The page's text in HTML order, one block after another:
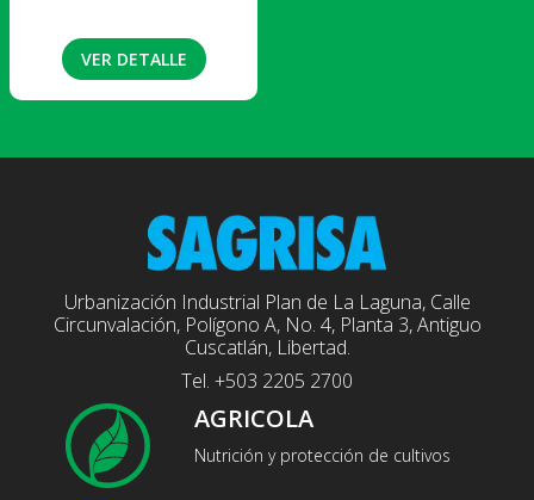
VER DETALLE
Urbanización Industrial Plan de La Laguna, Calle
Circunvalación, Polígono A, No. 4, Planta 3, Antiguo
Cuscatlán, Libertad.
Tel. +503 2205 2700
AGRICOLA
Nutrición y protección de cultivos